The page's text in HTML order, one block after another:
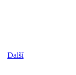
Další